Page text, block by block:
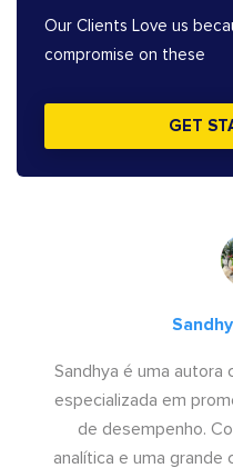
Our Clients Love us
compromise on these
GET
Sandhya é uma autora
especializada em
de desempenho.
analítica e uma grande